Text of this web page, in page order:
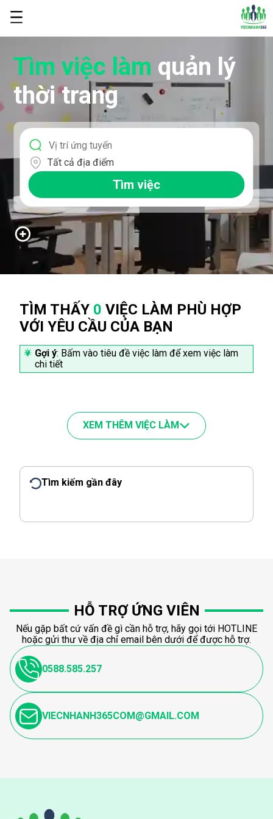
Tìm việc làm quản lý
thời trang
Tất cả địa điểm
Tìm việc
TÌM THẤY 0 VIỆC LÀM PHÙ HỢP
VỚI YÊU CẦU CỦA BẠN
Gợi ý: Bấm vào tiêu đề việc làm để xem việc làm
chi tiết
XEM THÊM VIỆC LÀM
Tìm kiếm gần đây
HỖ TRỢ ỨNG VIÊN
Nếu gặp bất cứ vấn đề gì cần hỗ trợ, hãy gọi tới HOTLINE
hoặc gửi thư về địa chỉ email bên dưới để được hỗ trợ.
0588.585.257
VIECNHANH365COM@GMAIL.COM